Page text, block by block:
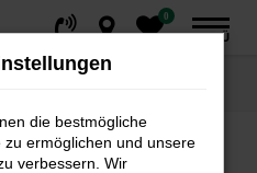
0
MENÜ
die bestmögliche
ermöglichen und unsere
verbessern. Wir